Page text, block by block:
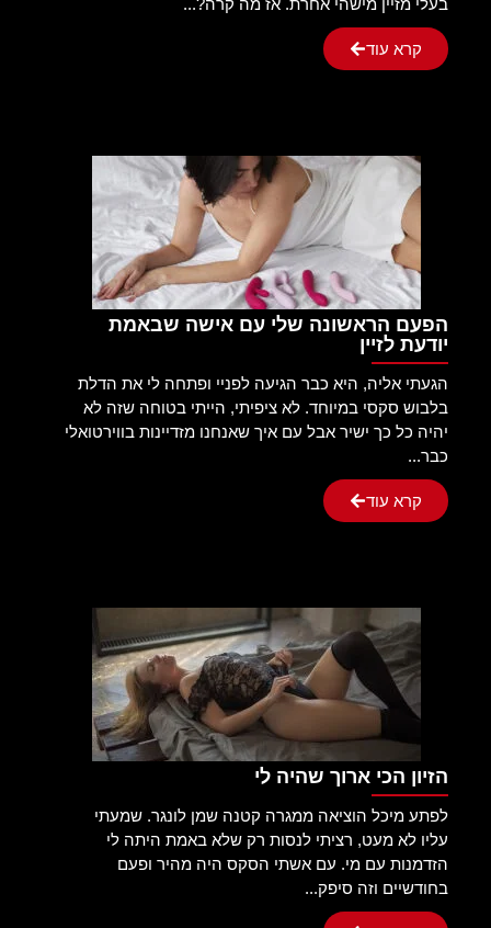
קרא עוד
הפעם הראשונה שלי עם אישה שבאמת
יודעת לזיין
הגעתי אליה, היא כבר הגיעה לפניי ופתחה לי את הדלת
בלבוש סקסי במיוחד. לא ציפיתי, הייתי בטוחה שזה לא
יהיה כל כך ישיר אבל עם איך שאנחנו מזדיינות בווירטואלי
כבר...
קרא עוד
הזיון הכי ארוך שהיה לי
לפתע מיכל הוציאה ממגרה קטנה שמן לונגר. שמעתי
עליו לא מעט, רציתי לנסות רק שלא באמת היתה לי
הזדמנות עם מי. עם אשתי הסקס היה מהיר ופעם
בחודשיים וזה סיפק...